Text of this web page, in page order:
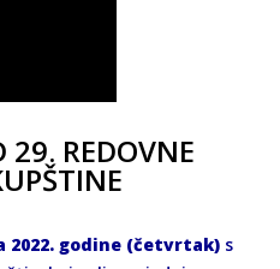
29. REDOVNE
2022. godine (četvrtak) s